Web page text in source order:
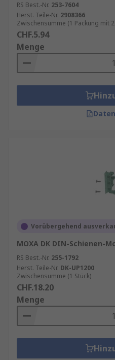
RS Best.-Nr. 253-7604
Herst. Teile-Nr. 2908366
Zwischensumme (1 Packung mit 2
CHF.5.94
Menge
Vorübergehend
MOXA DK DIN-Schienen-
RS Best.-Nr. 255-1792
Herst. Teile-Nr. DK-UP1200
Zwischensumme (1 Stück)
CHF.18.20
Menge